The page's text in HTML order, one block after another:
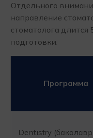
Отдельного
направление
стоматолога длится
подготовки.
Программа
Dentistry